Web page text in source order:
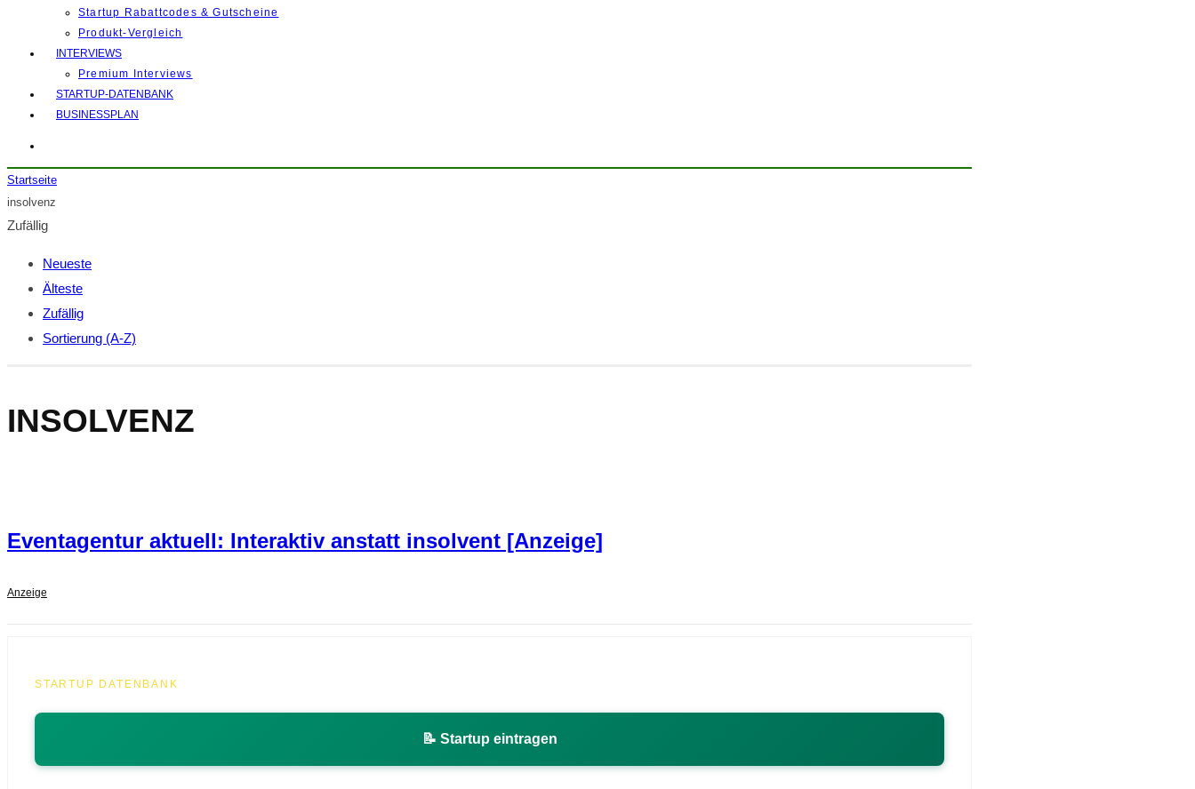
Startup Rabattcodes & Gutscheine
Produkt-Vergleich
INTERVIEWS
Premium Interviews
STARTUP-DATENBANK
BUSINESSPLAN
Startseite
insolvenz
Zufällig
Neueste
Älteste
Zufällig
Sortierung (A-Z)
INSOLVENZ
Eventagentur aktuell: Interaktiv anstatt insolvent [Anzeige]
Anzeige
STARTUP DATENBANK
📝 Startup eintragen